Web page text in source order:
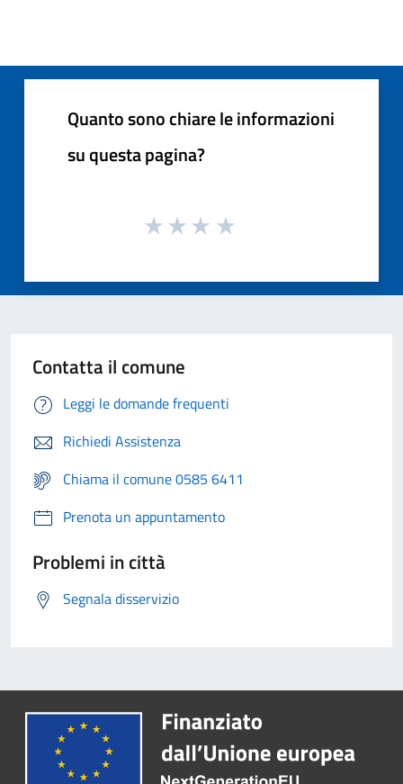
Quanto sono chiare le informazioni
su questa pagina?
Contatta il comune
Leggi le domande frequenti
Richiedi Assistenza
Chiama il comune 0585 6411
Prenota un appuntamento
Problemi in città
Segnala disservizio